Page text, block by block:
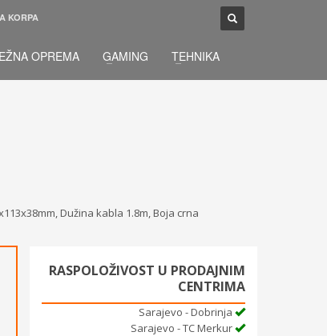
KORPA
OPREMA GAMING TEHNIKA
Dužina kabla 1.8m, Boja crna
RASPOLOŽIVOST U PRODAJNIM
CENTRIMA
Sarajevo - Dobrinja
Sarajevo - TC Merkur